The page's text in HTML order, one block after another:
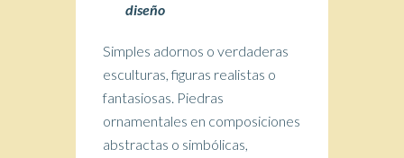
diseño
Simples adornos o verdaderas
esculturas, figuras realistas o
fantasiosas. Piedras
ornamentales en composiciones
abstractas o simbólicas,